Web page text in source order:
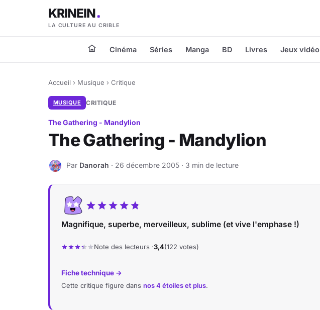
KRINEIN
LA CULTURE AU CRIBLE
Cinéma Séries Manga BD Livres Jeux vidéo
Accueil › Musique › Critique
MUSIQUE CRITIQUE
The Gathering - Mandylion
The Gathering - Mandylion
D Par Danorah · 26 décembre 2005 · 3 min de lecture
Magnifique, superbe, merveilleux, sublime (et vive l'emphase !)
Note des lecteurs ·3,4(122 votes)
Fiche technique →
Cette critique figure dans nos 4 étoiles et plus.